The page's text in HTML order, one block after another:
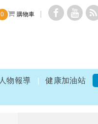
0 購物車
人物報導 健康加油站